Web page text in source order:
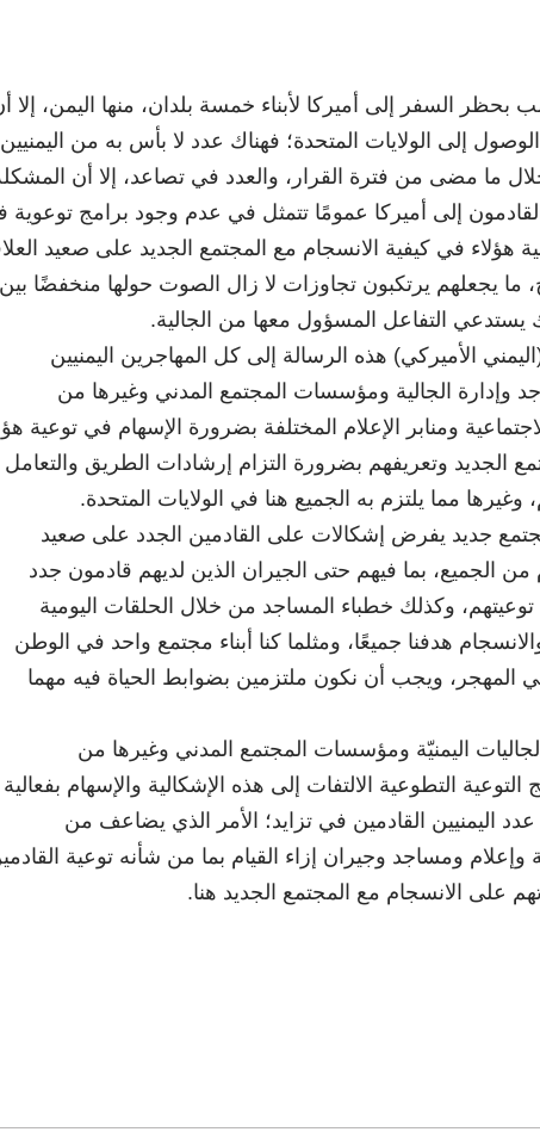
السفر إلى أميركا لأبناء خمسة بلدان، منها اليمن، إلا
إلى الولايات المتحدة؛ فهناك عدد لا بأس به من اليمنيين
ما مضى من فترة القرار، والعدد في تصاعد، إلا أن
القادمون إلى أميركا عمومًا تتمثل في عدم وجود برامج توعوية
هؤلاء في كيفية الانسجام مع المجتمع الجديد على صعيد
ما يجعلهم يرتكبون تجاوزات لا زال الصوت حولها منخفضًا
يستدعي التفاعل المسؤول معها من الجالية.
الأميركي) هذه الرسالة إلى كل المهاجرين اليمنيين
وإدارة الجالية ومؤسسات المجتمع المدني وغيرها من
ومنابر الإعلام المختلفة بضرورة الإسهام في توعية
الجديد وتعريفهم بضرورة التزام إرشادات الطريق والتعامل
وغيرها مما يلتزم به الجميع هنا في الولايات المتحدة.
جديد يفرض إشكالات على القادمين الجدد على صعيد
من الجميع، بما فيهم حتى الجيران الذين لديهم قادمون جدد
وكذلك خطباء المساجد من خلال الحلقات اليومية
هدفنا جميعًا، ومثلما كنا أبناء مجتمع واحد في الوطن
المهجر، ويجب أن نكون ملتزمين بضوابط الحياة فيه مهما
اليمنيّة ومؤسسات المجتمع المدني وغيرها من
التطوعية الالتفات إلى هذه الإشكالية والإسهام بفعالية
اليمنيين القادمين في تزايد؛ الأمر الذي يضاعف من
وإعلام ومساجد وجيران إزاء القيام بما من شأنه توعية
على الانسجام مع المجتمع الجديد هنا.